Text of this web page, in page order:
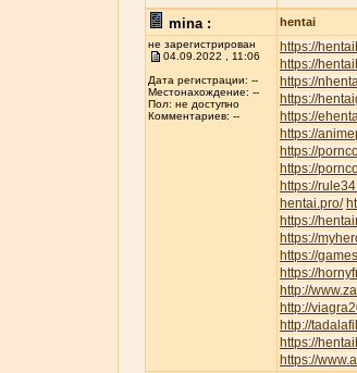
mina : hentai
не зарегистрирован
04.09.2022 , 11:06
Дата регистрации: --
Местонахождение: --
Пол: не доступно
Комментариев: --
https://
https://
https://
https://
https://
https://
https://
https://
https://
hentai.pro/
https://
https://
https://
https://
http://
http://
http://
https://
https://